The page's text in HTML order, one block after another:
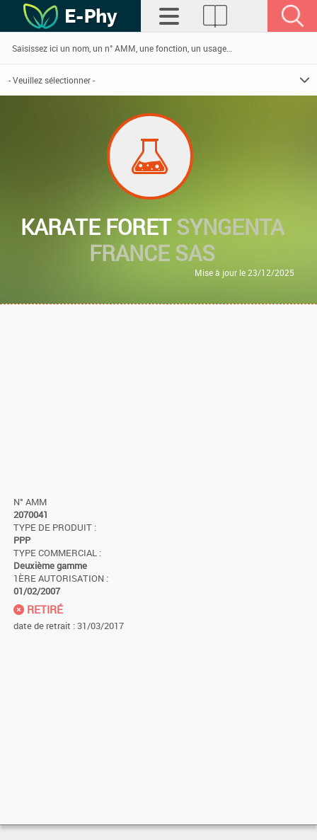
KARATE FORETSYNGENTA
FRANCE SAS
Mise à jour le 23/12/2025
N° AMM
2070041
TYPE DE PRODUIT :
PPP
TYPE COMMERCIAL :
Deuxième gamme
1ÈRE AUTORISATION :
01/02/2007
RETIRÉ
date de retrait : 31/03/2017